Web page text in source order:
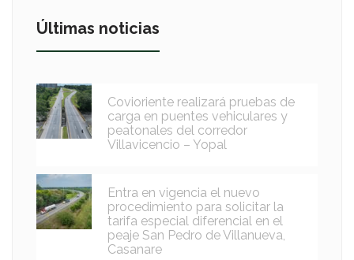
Últimas noticias
Covioriente realizará pruebas de
carga en puentes vehiculares y
peatonales del corredor
Villavicencio – Yopal
Entra en vigencia el nuevo
procedimiento para solicitar la
tarifa especial diferencial en el
peaje San Pedro de Villanueva,
Casanare